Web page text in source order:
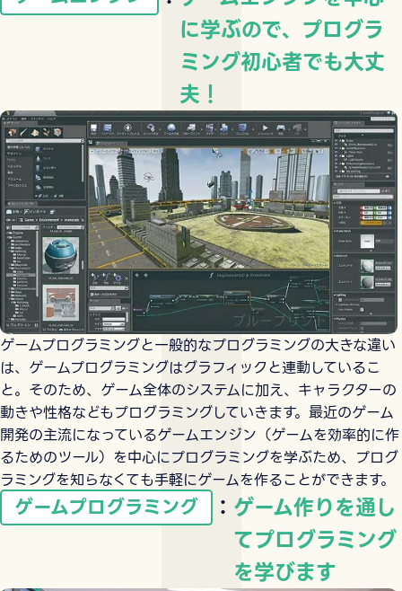
に学ぶので、プログラ
ミング初心者でも大丈
夫！
ゲームプログラミングと一般的なプログラミングの大きな違い
は、ゲームプログラミングはグラフィックと連動しているこ
と。そのため、ゲーム全体のシステムに加え、キャラクターの
動きや性格などもプログラミングしていきます。最近のゲーム
開発の主流になっているゲームエンジン（ゲームを効率的に作
るためのツール）を中心にプログラミングを学ぶため、プログ
ラミングを知らなくても手軽にゲームを作ることができます。
ゲームプログラミング ： ゲーム作りを通し
てプログラミング
を学びます